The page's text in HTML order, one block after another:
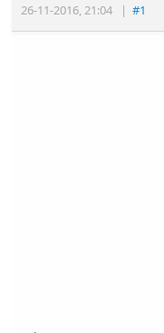
26-11-2016,21:04 |#1